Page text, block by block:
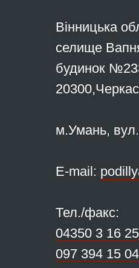
Вінницька
селище
будинок
м.Умань,
Е-mail:
Тел./факс:
04350 3 16 25
097 394 15 04